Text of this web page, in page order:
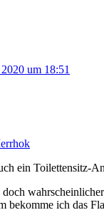
um 18:51
ein Toilettensitz-
bekomme ich das